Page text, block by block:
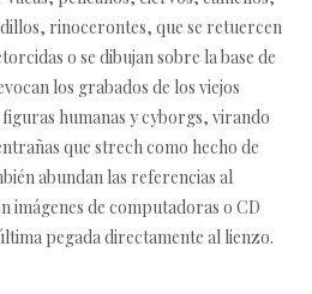
rinocerontes, que se retuercen
o se dibujan sobre la base de
los grabados de los viejos
humanas y cyborgs, virando
que strech como hecho de
abundan las referencias al
imágenes de computadoras o CD
pegada directamente al lienzo.